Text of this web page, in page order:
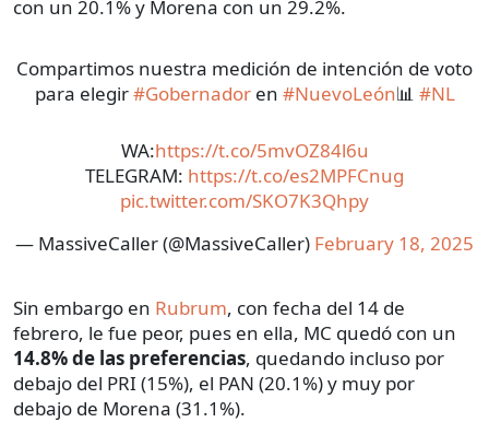
con un 20.1% y Morena con un 29.2%.
Compartimos nuestra medición de intención de voto
para elegir#Gobernadoren #NuevoLeón📊 #NL
WA:https://t.co/5mvOZ84l6u
TELEGRAM: https://t.co/es2MPFCnug
pic.twitter.com/SKO7K3Qhpy
— MassiveCaller (@MassiveCaller) February 18, 2025
Sin embargo en Rubrum, con fecha del 14 de
febrero, le fue peor, pues en ella, MC quedó con un
14.8% de las preferencias, quedando incluso por
debajo del PRI (15%), el PAN (20.1%) y muy por
debajo de Morena (31.1%).